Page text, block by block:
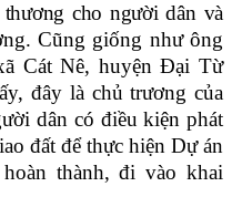
cho người dân và
Cũng giống như ông
Cát Nê, huyện Đại Từ
đây là chủ trương của
dân có điều kiện phát
đất để thực hiện Dự án
thành, đi vào khai